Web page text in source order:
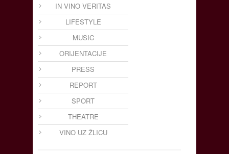
IN VINO VERITAS
LIFESTYLE
MUSIC
ORIJENTACIJE
PRESS
REPORT
SPORT
THEATRE
VINO UZ ŽLICU